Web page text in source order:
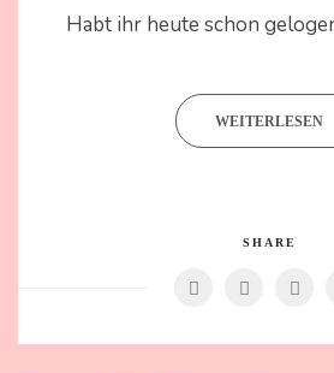
Habt ihr heute schon
WEITERLESEN
SHARE